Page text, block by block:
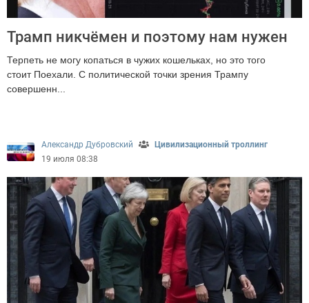
Трамп никчёмен и поэтому нам нужен
Терпеть не могу копаться в чужих кошельках, но это того
стоит Поехали. С политической точки зрения Трампу
совершенн...
Александр Дубровский
Цивилизационный троллинг
19 июля 08:38